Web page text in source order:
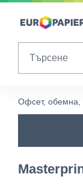
Table Of Content
Други продукти,
Офсет, обемна,